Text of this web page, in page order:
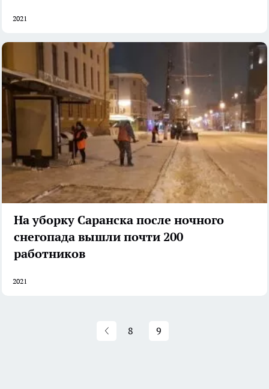
2021
На уборку Саранска после ночного
снегопада вышли почти 200
работников
2021
8 9